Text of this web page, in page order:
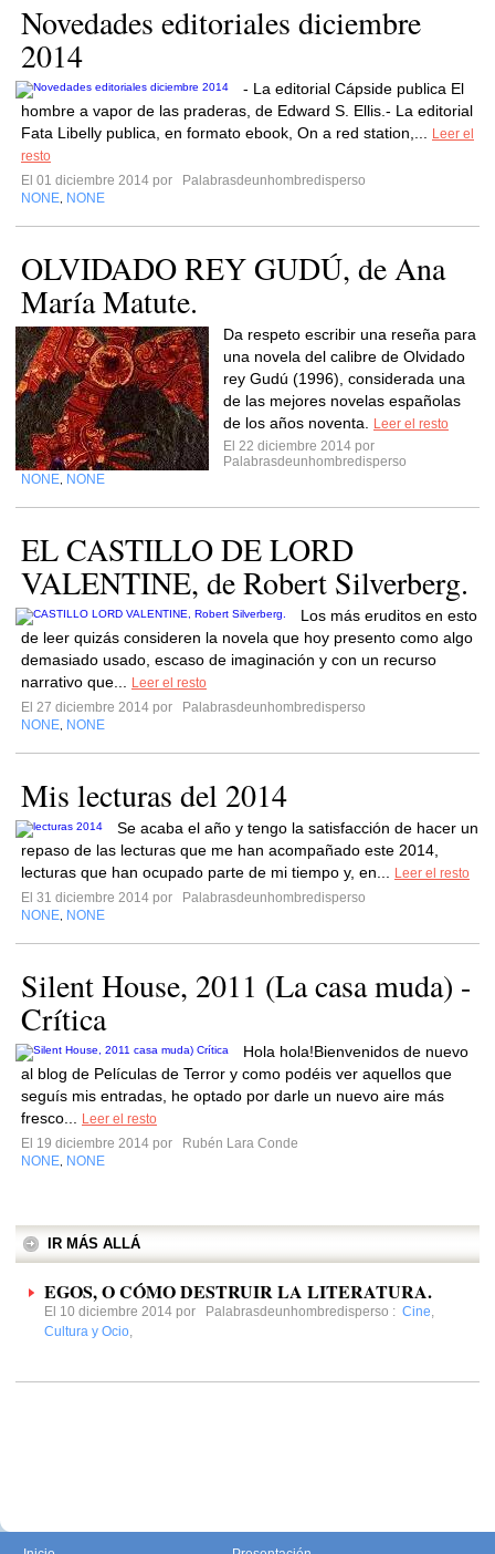
Novedades editoriales diciembre
2014
- La editorial Cápside publica El
hombre a vapor de las praderas, de Edward S. Ellis.- La editorial
Fata Libelly publica, en formato ebook, On a red station,...
Leer el
resto
El 01 diciembre 2014 por
Palabrasdeunhombredisperso
NONE NONE
OLVIDADO REY GUDÚ, de Ana
María Matute.
Da respeto escribir una reseña para
una novela del calibre de Olvidado
rey Gudú (1996), considerada una
de las mejores novelas españolas
de los años noventa.
Leer el resto
El 22 diciembre 2014 por
Palabrasdeunhombredisperso
NONE NONE
EL CASTILLO DE LORD
VALENTINE, de Robert Silverberg.
Los más eruditos en esto
de leer quizás consideren la novela que hoy presento como algo
demasiado usado, escaso de imaginación y con un recurso
narrativo que...
Leer el resto
El 27 diciembre 2014 por
Palabrasdeunhombredisperso
NONE NONE
Mis lecturas del 2014
Se acaba el año y tengo la satisfacción de hacer un
repaso de las lecturas que me han acompañado este 2014,
lecturas que han ocupado parte de mi tiempo y, en...
Leer el resto
El 31 diciembre 2014 por
Palabrasdeunhombredisperso
NONE NONE
Silent House, 2011 (La casa muda) -
Crítica
Hola hola!Bienvenidos de nuevo
al blog de Películas de Terror y como podéis ver aquellos que
seguís mis entradas, he optado por darle un nuevo aire más
fresco...
Leer el resto
El 19 diciembre 2014 por
Rubén Lara Conde
NONE NONE
IR MÁS ALLÁ
EGOS, O CÓMO DESTRUIR LA LITERATURA.
El 10 diciembre 2014 por Palabrasdeunhombredisperso : Cine,
Cultura y Ocio,